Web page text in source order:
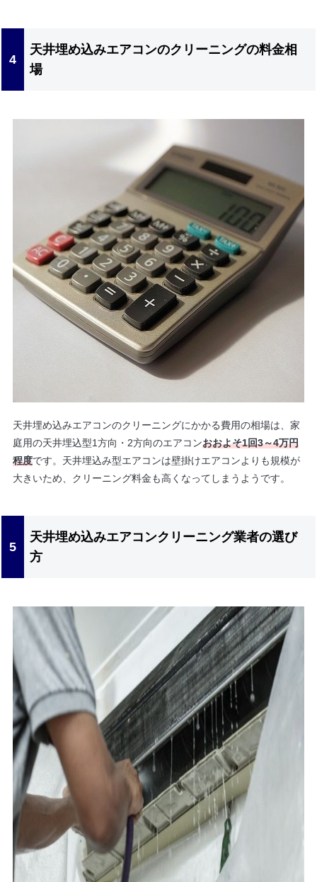
天井埋め込みエアコンのクリーニングの料金相
場
天井埋め込みエアコンのクリーニングにかかる費用の相場は、家
庭用の天井埋込型1方向・2方向のエアコンおおよそ1回3～4万円
程度です。天井埋込み型エアコンは壁掛けエアコンよりも規模が
大きいため、クリーニング料金も高くなってしまうようです。
天井埋め込みエアコンクリーニング業者の選び
方